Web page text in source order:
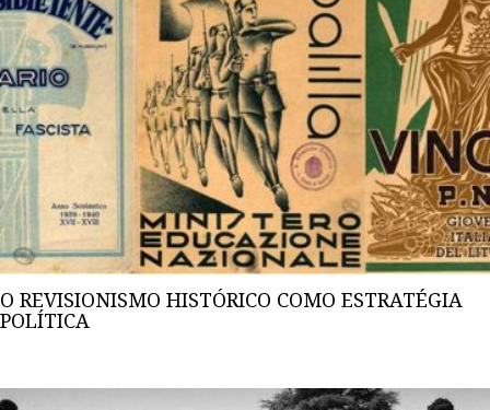
O REVISIONISMO HISTÓRICO COMO ESTRATÉGIA
POLÍTICA